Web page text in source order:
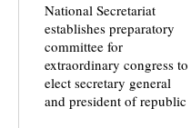
National Secretariat
establishes preparatory
committee for
extraordinary congress to
elect secretary general
and president of republic